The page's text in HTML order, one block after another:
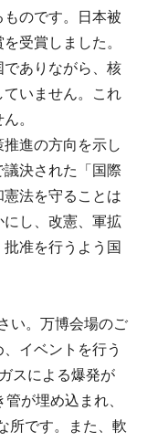
のです。日本被
受賞しました。
でありながら、核
いません。これ
。
進の方向を示し
決された「国際
法を守ることは
し、改憲、軍拡
准を行うよう国
い。万博会場のご
イベントを行う
スによる爆発が
が埋め込まれ、
所です。また、軟